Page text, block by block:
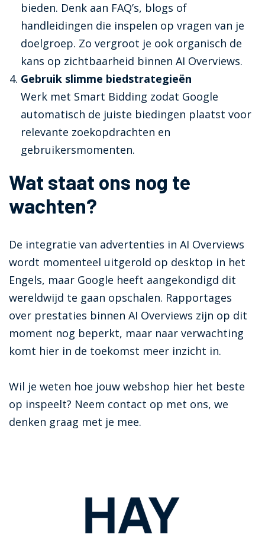
bieden. Denk aan FAQ’s, blogs of
handleidingen die inspelen op vragen van je
doelgroep. Zo vergroot je ook organisch de
kans op zichtbaarheid binnen AI Overviews.
Gebruik slimme biedstrategieën
Werk met Smart Bidding zodat Google
automatisch de juiste biedingen plaatst voor
relevante zoekopdrachten en
gebruikersmomenten.
Wat staat ons nog te
wachten?
De integratie van advertenties in AI Overviews
wordt momenteel uitgerold op desktop in het
Engels, maar Google heeft aangekondigd dit
wereldwijd te gaan opschalen. Rapportages
over prestaties binnen AI Overviews zijn op dit
moment nog beperkt, maar naar verwachting
komt hier in de toekomst meer inzicht in.
Wil je weten hoe jouw webshop hier het beste
op inspeelt? Neem contact op met ons, we
denken graag met je mee.